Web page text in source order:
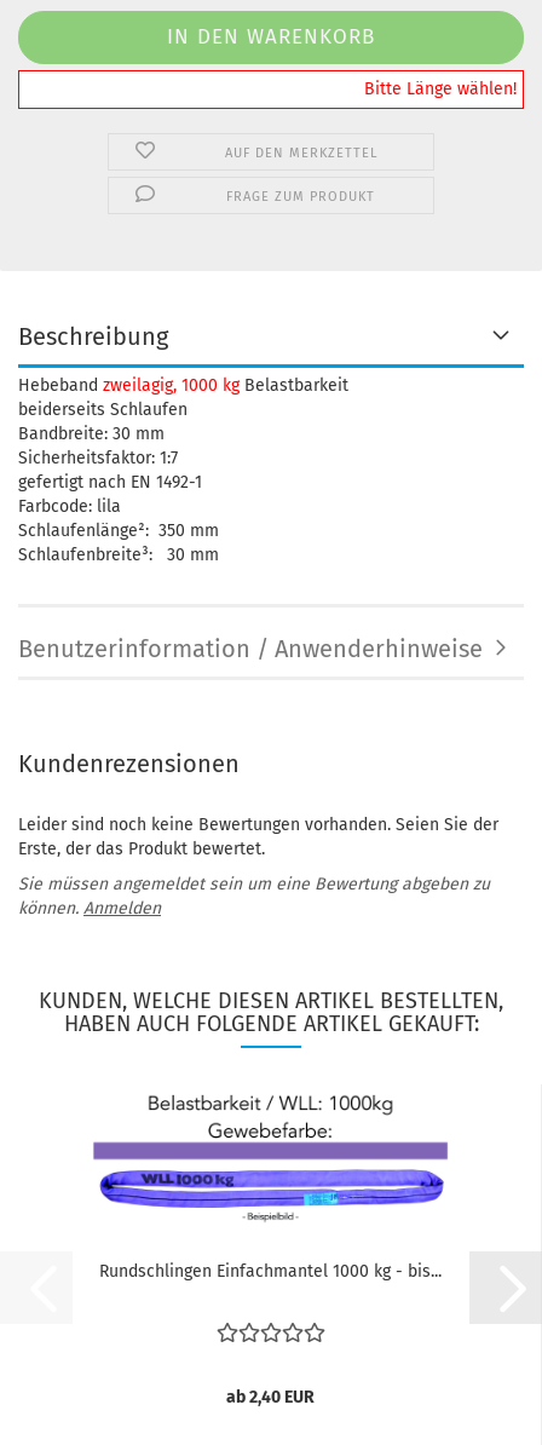
️️️️️Bitte Länge wählen!
AUF DEN MERKZETTEL
FRAGE ZUM PRODUKT
Beschreibung
Hebeband zweilagig, 1000 kgBelastbarkeit
beiderseits Schlaufen
Bandbreite: 30 mm
Sicherheitsfaktor: 1:7
gefertigt nach EN 1492-1
Farbcode: lila
Schlaufenlänge²: 350 mm
Schlaufenbreite³: 30 mm
Benutzerinformation / Anwenderhinweise
Kundenrezensionen
Leider sind noch keine Bewertungen vorhanden. Seien Sie der
Erste, der das Produkt bewertet.
Sie müssen angemeldet sein um eine Bewertung abgeben zu
können. Anmelden
KUNDEN, WELCHE DIESEN ARTIKEL BESTELLTEN,
HABEN AUCH FOLGENDE ARTIKEL GEKAUFT:
Rundschlingen Einfachmantel 1000 kg - bis...
ab 2,40 EUR